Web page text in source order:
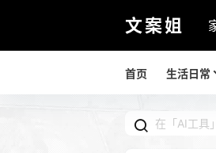
文案姐
首页 生活日常